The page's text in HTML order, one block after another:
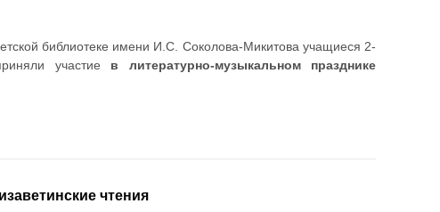
библиотеке имени И.С. Соколова-Микитова учащиеся 2-
участие в литературно-музыкальном празднике
чтения